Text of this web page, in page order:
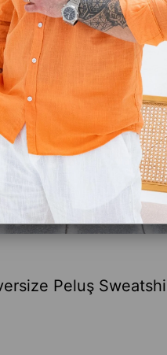
Peluş